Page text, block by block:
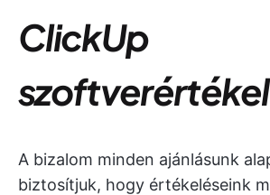
ClickUp
A bizalom minden ajánlásunk
biztosítjuk, hogy értékeléseink